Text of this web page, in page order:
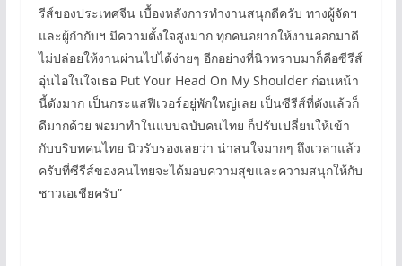
รีส์ของประเทศจีน เบื้องหลังการทำงานสนุกดีครับ ทางผู้จัดฯ
และผู้กำกับฯ มีความตั้งใจสูงมาก ทุกคนอยากให้งานออกมาดี
ไม่ปล่อยให้งานผ่านไปได้ง่ายๆ อีกอย่างที่นิวทราบมาก็คือซีรีส์
อุ่นไอในใจเธอ Put Your Head On My Shoulder ก่อนหน้า
นี้ดังมาก เป็นกระแสฟีเวอร์อยู่พักใหญ่เลย เป็นซีรีส์ที่ดังแล้วก็
ดีมากด้วย พอมาทำในแบบฉบับคนไทย ก็ปรับเปลี่ยนให้เข้า
กับบริบทคนไทย นิวรับรองเลยว่า น่าสนใจมากๆ ถึงเวลาแล้ว
ครับที่ซีรีส์ของคนไทยจะได้มอบความสุขและความสนุกให้กับ
ชาวเอเชียครับ”